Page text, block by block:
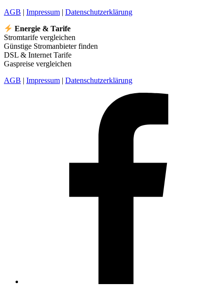
AGB | Impressum | Datenschutzerklärung
Energie & Tarife
Stromtarife vergleichen
Günstige Stromanbieter finden
DSL & Internet Tarife
Gaspreise vergleichen
AGB | Impressum | Datenschutzerklärung